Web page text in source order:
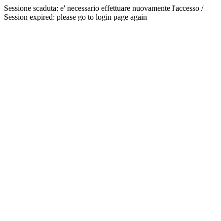
Sessione scaduta: e' necessario effettuare nuovamente l'accesso /
Session expired: please go to login page again